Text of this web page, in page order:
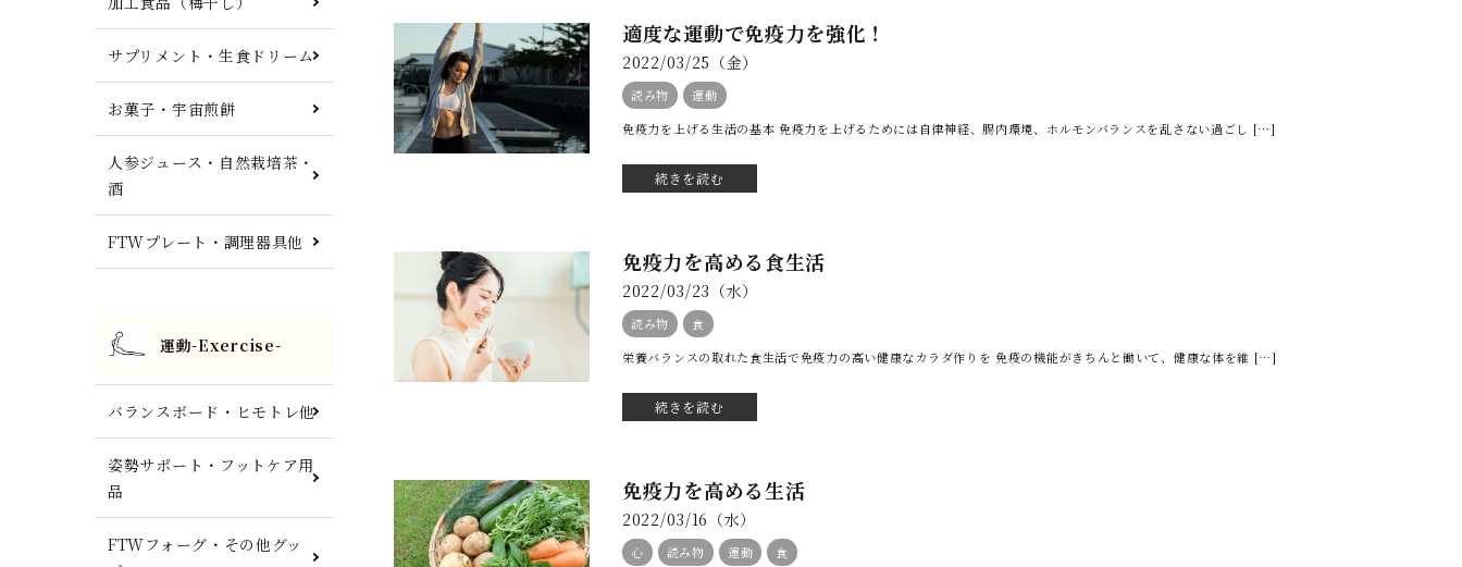
適度な運動で免疫力を強化！
2022/03/25（金）
読み物
運動
免疫力を上げる生活の基本 免疫力を上げるためには自律神経、腸内環境、ホルモンバランスを乱さない過ごし […]
続きを読む
免疫力を高める食生活
2022/03/23（水）
読み物
食
栄養バランスの取れた食生活で免疫力の高い健康なカラダ作りを 免疫の機能がきちんと働いて、健康な体を維 […]
続きを読む
免疫力を高める生活
2022/03/16（水）
心 読み物 運動
食
サプリメント・生食ドリーム
お菓子・宇宙煎餅
人参ジュース・自然栽培茶・
酒
FTWプレート・調理器具他
運動-Exercise-
バランスボード・ヒモトレ他
姿勢サポート・フットケア用
品
FTWフォーグ・その他グッ